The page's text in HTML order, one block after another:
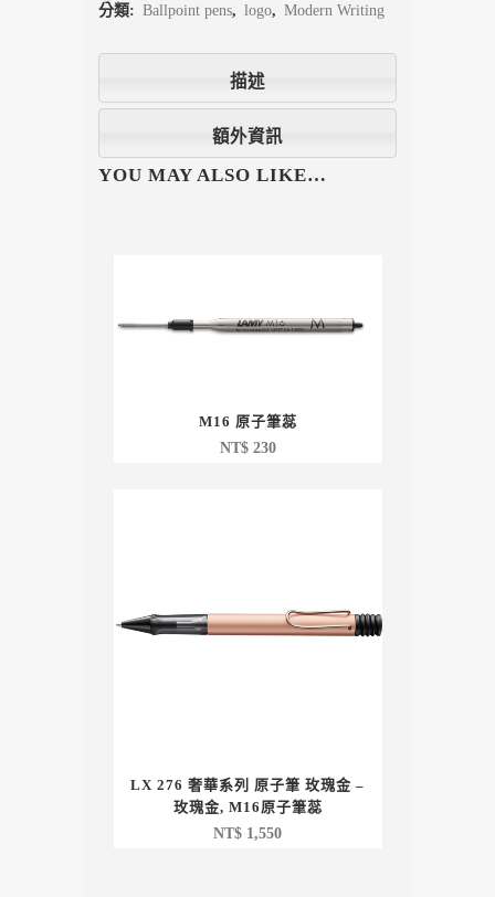
分類: Ballpoint pens, logo, Modern Writing
描述
額外資訊
YOU MAY ALSO LIKE…
M16 原子筆蕊
NT$230
LX 276 奢華系列 原子筆 玫瑰金 –
玫瑰金, M16原子筆蕊
NT$ 1,550